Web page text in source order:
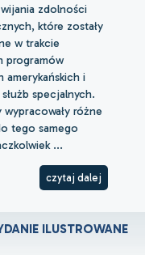
zdolności
które zostały
w trakcie
programów
amerykańskich i
specjalnych.
różne
tego samego
...
czytaj dalej
ILUSTROWANE